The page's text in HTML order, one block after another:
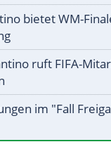
bietet WM-
ruft FIFA-
im "Fall